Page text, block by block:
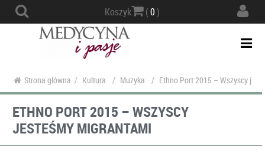
Koszyk (0)
Strona główna / Kultura / Muzyka / Ethno Port 2015 – Wszyscy
ETHNO PORT 2015 – WSZYSCY
JESTEŚMY MIGRANTAMI